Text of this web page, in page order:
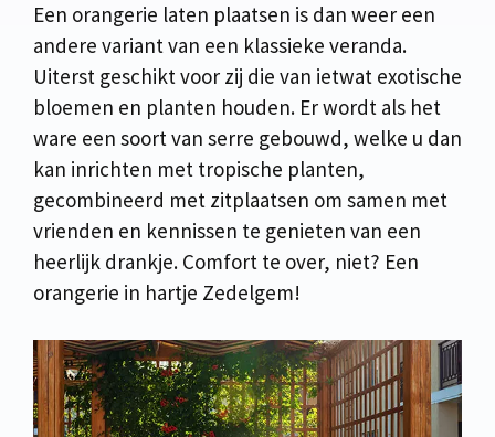
Een orangerie laten plaatsen is dan weer een
andere variant van een klassieke veranda.
Uiterst geschikt voor zij die van ietwat exotische
bloemen en planten houden. Er wordt als het
ware een soort van serre gebouwd, welke u dan
kan inrichten met tropische planten,
gecombineerd met zitplaatsen om samen met
vrienden en kennissen te genieten van een
heerlijk drankje. Comfort te over, niet? Een
orangerie in hartje Zedelgem!